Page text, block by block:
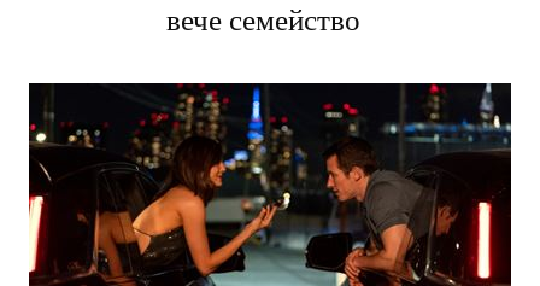
вече семейство